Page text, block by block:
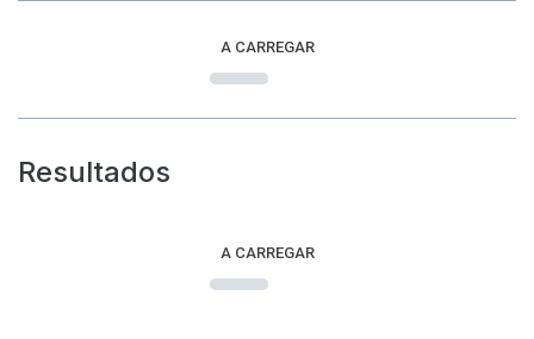
A CARREGAR
Resultados
A CARREGAR